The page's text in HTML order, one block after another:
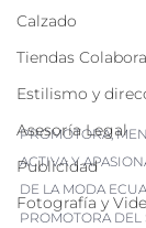
Calzado
Tiendas
Estilismo y
Asesoría Legal
Publicidad
Fotografía y
PROMOTORA,
ACTIVA Y
DE LA MODA
PROMOTORA